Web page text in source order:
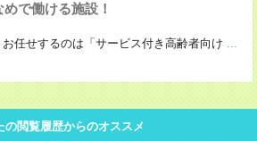
めで働ける施設！
お任せするのは「サービス付き高齢者向け ...
の閲覧履歴からのオススメ